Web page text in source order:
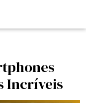
Incríveis